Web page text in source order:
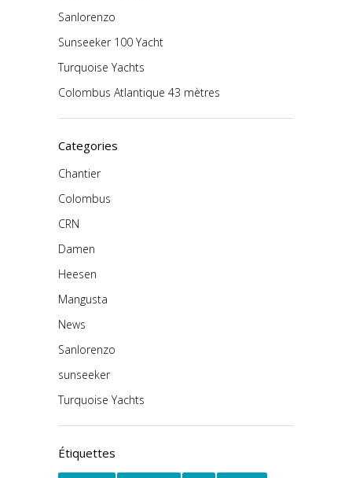
Sanlorenzo
Sunseeker 100 Yacht
Turquoise Yachts
Colombus Atlantique 43 mètres
Categories
Chantier
Colombus
CRN
Damen
Heesen
Mangusta
News
Sanlorenzo
sunseeker
Turquoise Yachts
Étiquettes